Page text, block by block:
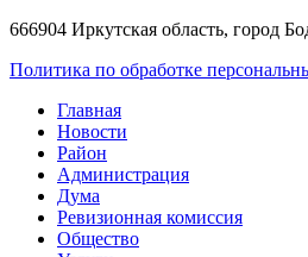
666904 Иркутская область, город
Политика по обработке
Главная
Новости
Район
Администрация
Дума
Ревизионная комиссия
Общество